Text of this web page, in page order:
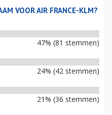
VOOR AIR FRANCE-KLM?
47% (81 stemmen)
24% (42 stemmen)
21% (36 stemmen)